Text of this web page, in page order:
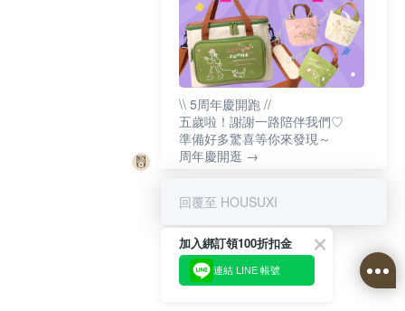
\\ 5周年慶開跑 //
五歲啦！謝謝一路陪伴我們♡
準備好多驚喜等你來發現～
周年慶開逛 →
回覆至 HOUSUXI
加入綁訂領100折扣金
連結 LINE 帳號